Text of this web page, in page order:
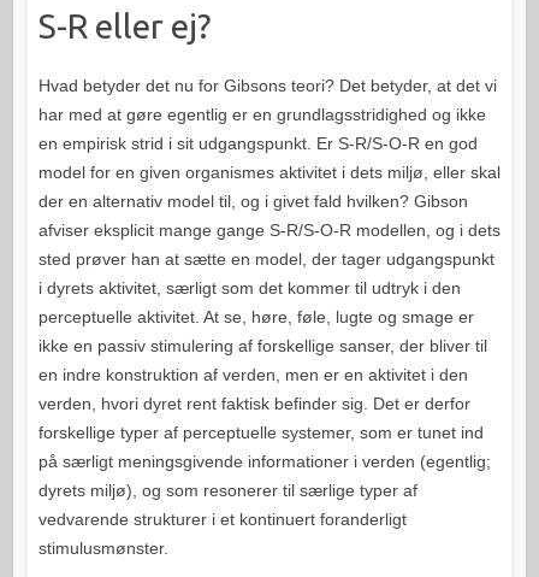
S-R eller ej?
Hvad betyder det nu for Gibsons teori? Det betyder, at det vi
har med at gøre egentlig er en grundlagsstridighed og ikke
en empirisk strid i sit udgangspunkt. Er S-R/S-O-R en god
model for en given organismes aktivitet i dets miljø, eller skal
der en alternativ model til, og i givet fald hvilken? Gibson
afviser eksplicit mange gange S-R/S-O-R modellen, og i dets
sted prøver han at sætte en model, der tager udgangspunkt
i dyrets aktivitet, særligt som det kommer til udtryk i den
perceptuelle aktivitet. At se, høre, føle, lugte og smage er
ikke en passiv stimulering af forskellige sanser, der bliver til
en indre konstruktion af verden, men er en aktivitet i den
verden, hvori dyret rent faktisk befinder sig. Det er derfor
forskellige typer af perceptuelle systemer, som er tunet ind
på særligt meningsgivende informationer i verden (egentlig;
dyrets miljø), og som resonerer til særlige typer af
vedvarende strukturer i et kontinuert foranderligt
stimulusmønster.